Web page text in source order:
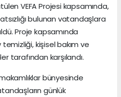
VEFA Projesi kapsamında,
bulunan vatandaşlara
Proje kapsamında
kişisel bakım ve
tarafından karşılandı.
bünyesinde
günlük